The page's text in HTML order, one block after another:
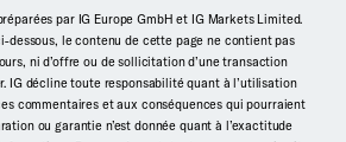
par IG Europe GmbH et IG Markets Limited.
dessous, le contenu de cette page ne contient pas
ni d’offre ou de sollicitation d’une transaction
IG décline toute responsabilité quant à l’utilisation
commentaires et aux conséquences qui pourraient
ou garantie n’est donnée quant à l’exactitude